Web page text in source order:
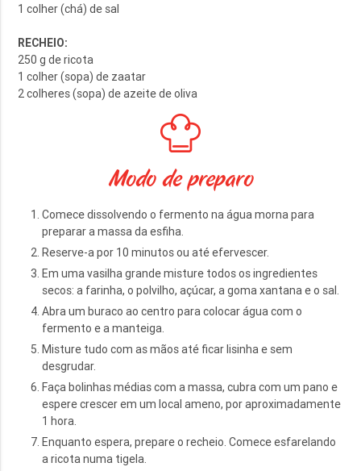
1 colher (chá) de sal
RECHEIO:
250 g de ricota
1 colher (sopa) de zaatar
2 colheres (sopa) de azeite de oliva
Modo de preparo
Comece dissolvendo o fermento na água morna para
preparar a massa da esfiha.
Reserve-a por 10 minutos ou até efervescer.
Em uma vasilha grande misture todos os ingredientes
secos: a farinha, o polvilho, açúcar, a goma xantana e o sal.
Abra um buraco ao centro para colocar água com o
fermento e a manteiga.
Misture tudo com as mãos até ficar lisinha e sem
desgrudar.
Faça bolinhas médias com a massa, cubra com um pano e
espere crescer em um local ameno, por aproximadamente
1 hora.
Enquanto espera, prepare o recheio. Comece esfarelando
a ricota numa tigela.